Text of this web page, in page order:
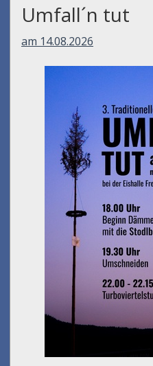
Umfall´n tut
am 14.08.2026